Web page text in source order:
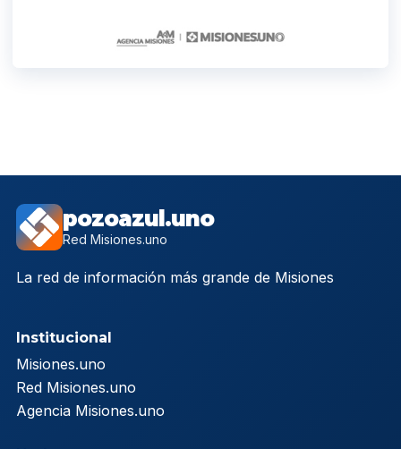
pozoazul.uno
Red Misiones.uno
La red de información más grande de Misiones
Institucional
Misiones.uno
Red Misiones.uno
Agencia Misiones.uno